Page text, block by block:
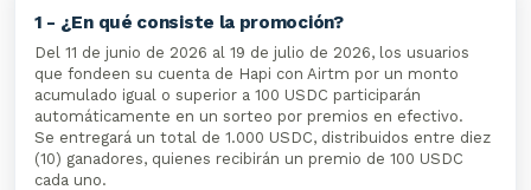
1 - ¿En qué consiste la promoción?
Del 11 de junio de 2026 al 19 de julio de 2026, los usuarios
que fondeen su cuenta de Hapi con Airtm por un monto
acumulado igual o superior a 100 USDC participarán
automáticamente en un sorteo por premios en efectivo.
Se entregará un total de 1.000 USDC, distribuidos entre diez
(10) ganadores, quienes recibirán un premio de 100 USDC
cada uno.